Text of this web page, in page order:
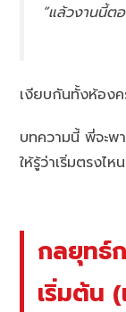
“แล้วงานนี้ตอ
เงียบกันทั้งห้อง
บทความนี้ พี่จะ
ให้รู้ว่าเริ่มตรงไ
กลยุทธ์
เริ่มต้น